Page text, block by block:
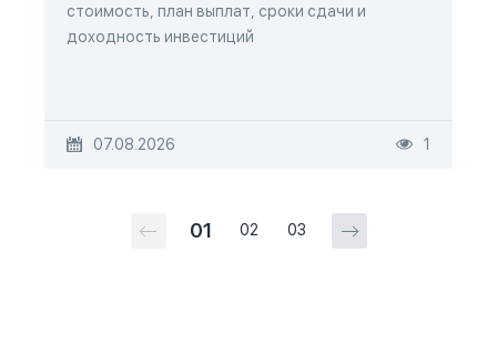
стоимость, план выплат, сроки сдачи и
доходность инвестиций
07.08.2026 1
01 02 03